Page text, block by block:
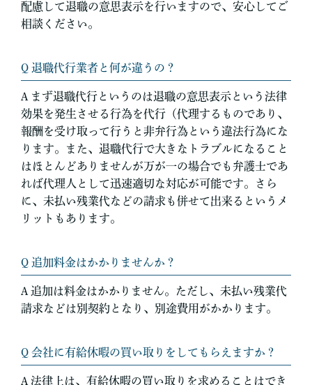
配慮して退職の意思表示を行いますので、安心してご
相談ください。
Q 退職代行業者と何が違うの？
A まず退職代行というのは退職の意思表示という法律
効果を発生させる行為を代行（代理するものであり、
報酬を受け取って行うと非弁行為という違法行為にな
ります。また、退職代行で大きなトラブルになること
はほとんどありませんが万が一の場合でも弁護士であ
れば代理人として迅速適切な対応が可能です。さら
に、未払い残業代などの請求も併せて出来るというメ
リットもあります。
Q 追加料金はかかりませんか？
A 追加は料金はかかりません。ただし、未払い残業代
請求などは別契約となり、別途費用がかかります。
Q 会社に有給休暇の買い取りをしてもらえますか？
A 法律上は、有給休暇の買い取りを求めることはでき